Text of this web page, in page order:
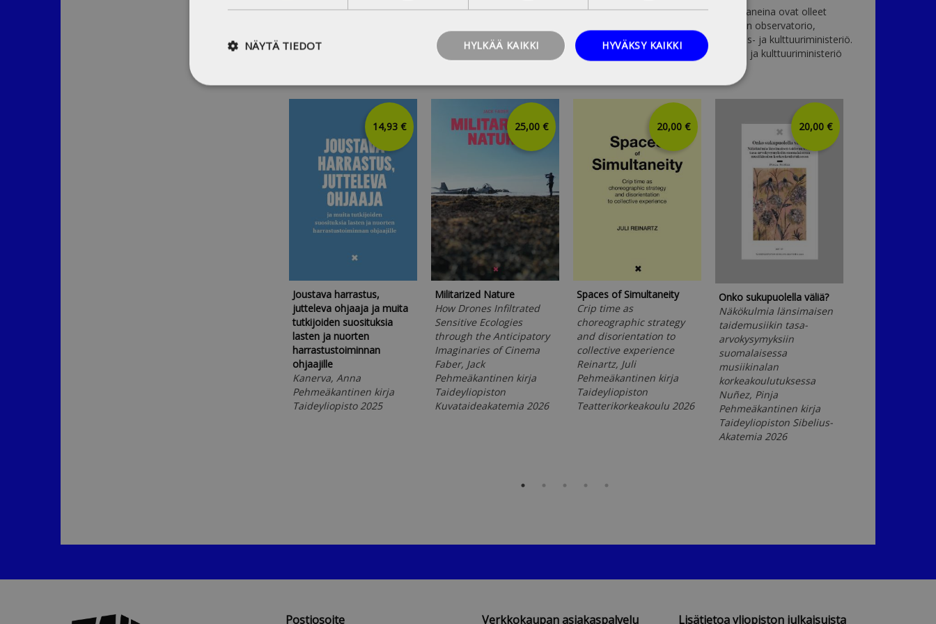
Kehittämishankkeen yhteistyökumppaneina ovat olleet
Suomen taide- ja kulttuurikasvatuksen observatorio,
Olympiakomitea sekä Suomen opetus- ja kulttuuriministeriö.
Koulutuksen rahoittajana on Opetus- ja kulttuuriministeriö
14,93 €
Joustava harrastus,
jutteleva ohjaaja ja muita
tutkijoiden suosituksia
lasten ja nuorten
harrastustoiminnan
ohjaajille
Kanerva, Anna
Pehmeäkantinen kirja
Taideyliopisto 2025
25,00 €
Militarized Nature
How Drones Infiltrated
Sensitive Ecologies
through the Anticipatory
Imaginaries of Cinema
Faber, Jack
Pehmeäkantinen kirja
Taideyliopiston
Kuvataideakatemia 2026
20,00 €
Spaces of Simultaneity
Crip time as
choreographic strategy
and disorientation to
collective experience
Reinartz, Juli
Pehmeäkantinen kirja
Taideyliopiston
Teatterikorkeakoulu 2026
20,00 €
Onko sukupuolella väliä?
Näkökulmia länsimaisen
taidemusiikin tasa-
arvokysymyksiin
suomalaisessa
musiikinalan
korkeakoulutuksessa
Nuñez, Pinja
Pehmeäkantinen kirja
Taideyliopiston Sibelius-
Akatemia 2026
Postiosoite Verkkokaupan asiakaspalvelu Lisätietoa yliopiston julkaisuista
HYVÄKSY KAIKKI
HYLKÄÄ KAIKKI
NÄYTÄ TIEDOT